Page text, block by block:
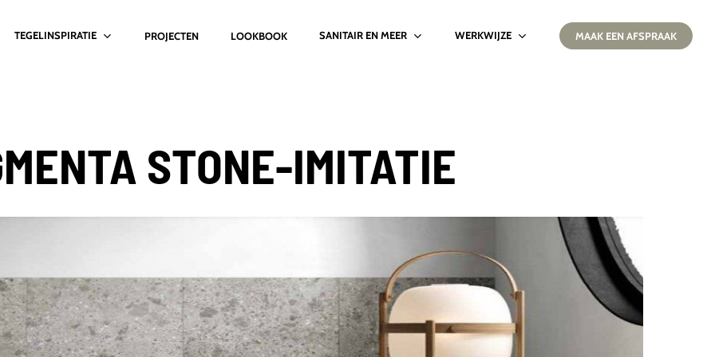
TEGELINSPIRATIE PROJECTEN LOOKBOOK SANITAIR EN MEER WERKWIJZE MAAK EEN AFSPRAAK
STONE-IMITATIE